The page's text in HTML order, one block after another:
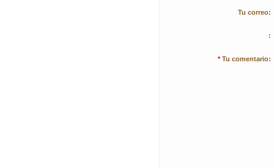
Tu correo:
:
* Tu comentario: